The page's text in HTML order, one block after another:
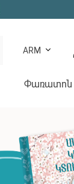
ARM
Փառատոն